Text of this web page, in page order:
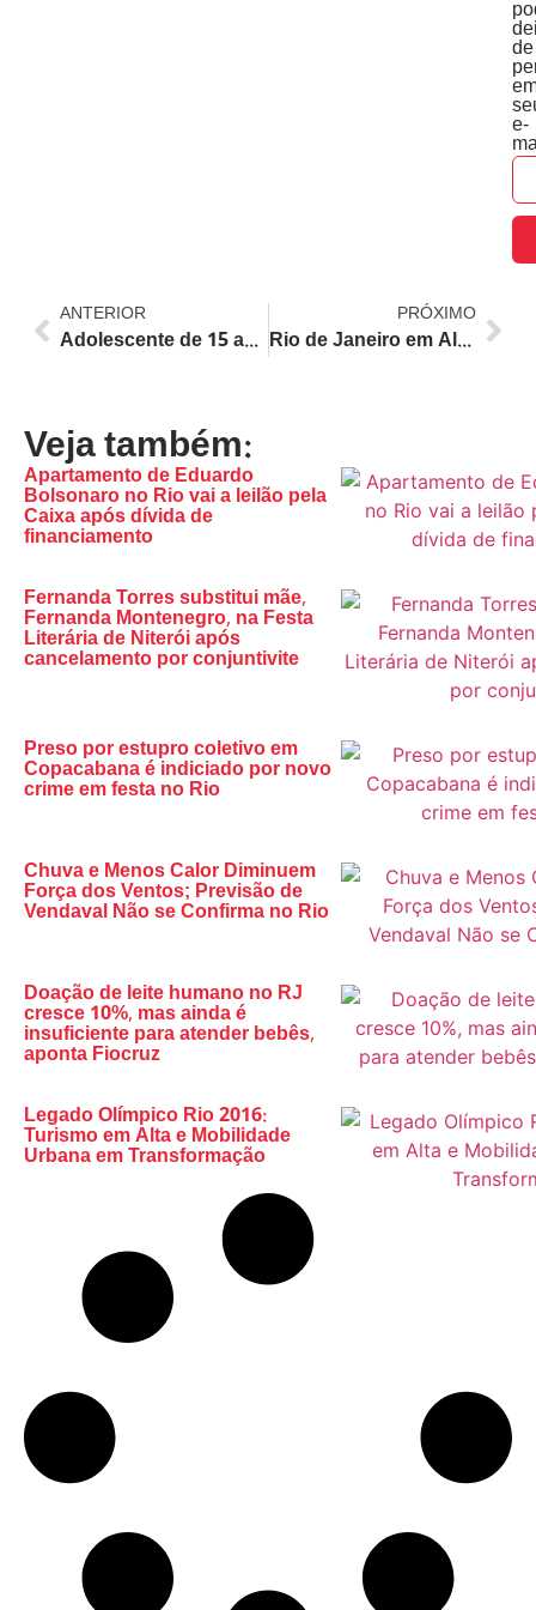
de
e-
ANTERIOR
Adolescente de 15 anos atingido por granada de drone do tráfico segue estável em hospital do Rio de Janeiro
PRÓXIMO
Rio de Janeiro em Alerta: Previsão Indica Céu Nublado e Chuva Fraca Durante Toda a Semana
Veja também:
Apartamento de Eduardo
Bolsonaro no Rio vai a leilão pela
Caixa após dívida de
financiamento
Fernanda Torres substitui mãe,
Fernanda Montenegro, na Festa
Literária de Niterói após
cancelamento por conjuntivite
Preso por estupro coletivo em
Copacabana é indiciado por novo
crime em festa no Rio
Chuva e Menos Calor Diminuem
Força dos Ventos; Previsão de
Vendaval Não se Confirma no Rio
Doação de leite humano no RJ
cresce 10%, mas ainda é
insuficiente para atender bebês,
aponta Fiocruz
Legado Olímpico Rio 2016:
Turismo em Alta e Mobilidade
Urbana em Transformação